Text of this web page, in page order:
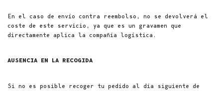
En el caso de envío contra reembolso, no se devolverá el
coste de este servicio, ya que es un gravamen que
directamente aplica la compañía logística.
AUSENCIA EN LA RECOGIDA
Si no es posible recoger tu pedido al día siguiente de